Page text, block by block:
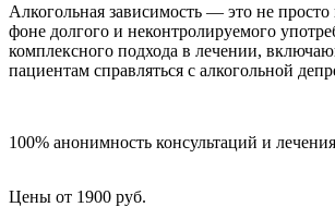
Алкогольная зависимость — это не
фоне долгого и неконтролируемого
комплексного подхода в лечении,
пациентам справляться с алкогольной
100% анонимность консультаций и лечения
Цены от 1900 руб.